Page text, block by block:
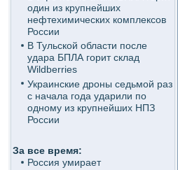
один из крупнейших
нефтехимических комплексов
России
В Тульской области после
удара БПЛА горит склад
Wildberries
Украинские дроны седьмой раз
с начала года ударили по
одному из крупнейших НПЗ
России
За все время:
Россия умирает